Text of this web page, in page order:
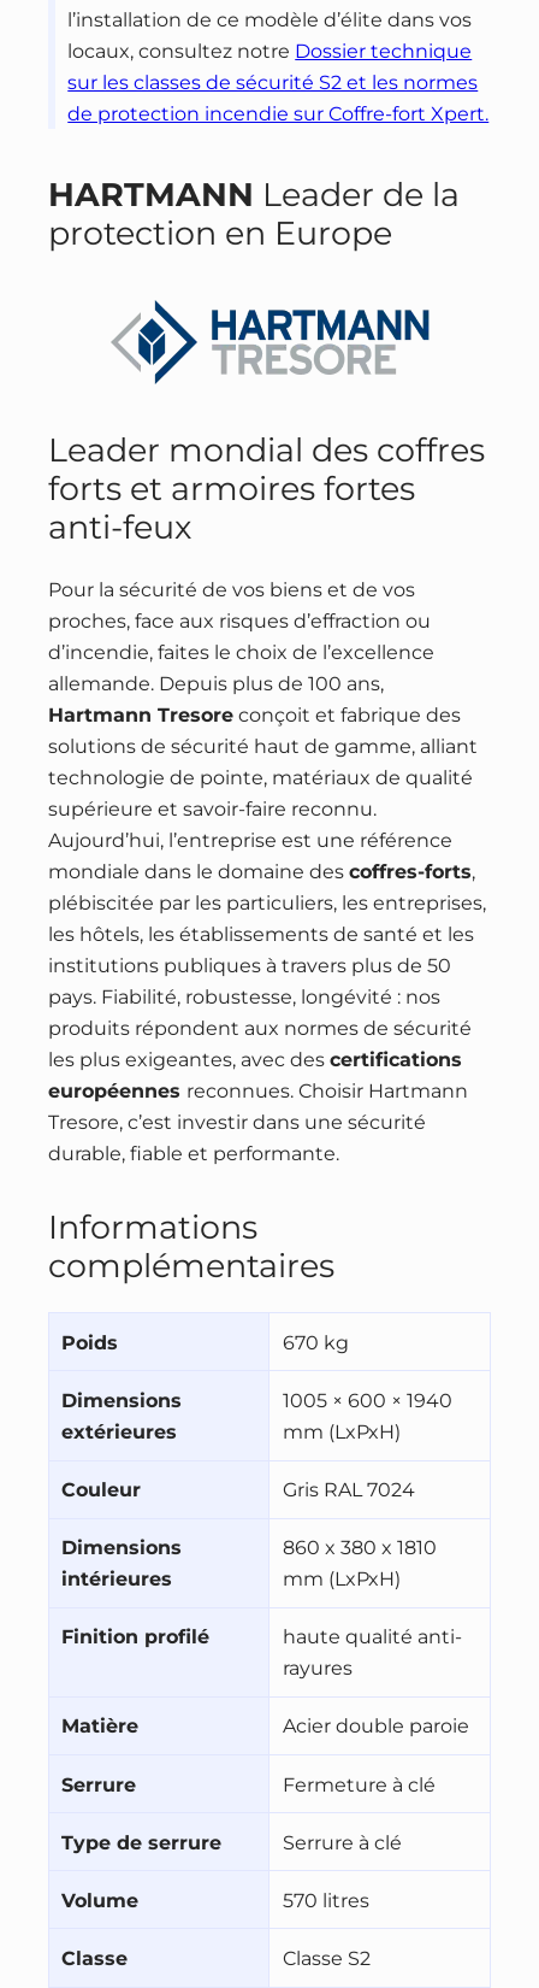
l’installation de ce modèle d’élite dans vos
locaux, consultez notre Dossier technique
sur les classes de sécurité S2 et les normes
de protection incendie sur Coffre-fort Xpert.
HARTMANN Leader de la
protection en Europe
Leader mondial des coffres
forts et armoires fortes
anti-feux
Pour la sécurité de vos biens et de vos
proches, face aux risques d’effraction ou
d’incendie, faites le choix de l’excellence
allemande. Depuis plus de 100 ans,
Hartmann Tresoreconçoit et fabrique des
solutions de sécurité haut de gamme, alliant
technologie de pointe, matériaux de qualité
supérieure et savoir-faire reconnu.
Aujourd’hui, l’entreprise est une référence
mondiale dans le domaine des coffres-forts,
plébiscitée par les particuliers, les entreprises,
les hôtels, les établissements de santé et les
institutions publiques à travers plus de 50
pays. Fiabilité, robustesse, longévité : nos
produits répondent aux normes de sécurité
les plus exigeantes, avec des certifications
européennes reconnues. Choisir Hartmann
Tresore, c’est investir dans une sécurité
durable, fiable et performante.
Informations
complémentaires
Poids 670 kg
Dimensions
extérieures
1005 × 600 × 1940
mm (LxPxH)
Couleur Gris RAL 7024
Dimensions
intérieures
860 x 380 x 1810
mm (LxPxH)
Finition profilé
haute qualité anti-
rayures
Matière Acier double paroie
Serrure Fermeture à clé
Type de serrure Serrure à clé
Volume 570 litres
Classe Classe S2